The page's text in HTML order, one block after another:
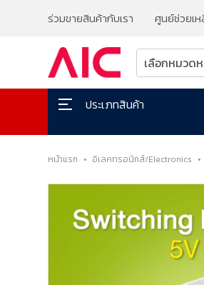
ร่วมขายสินค้ากับเรา ศูนย์ช่วยเ
ประเภทสินค้า
หน้าแรก • อิเลคทรอนิกส์/Electronics •